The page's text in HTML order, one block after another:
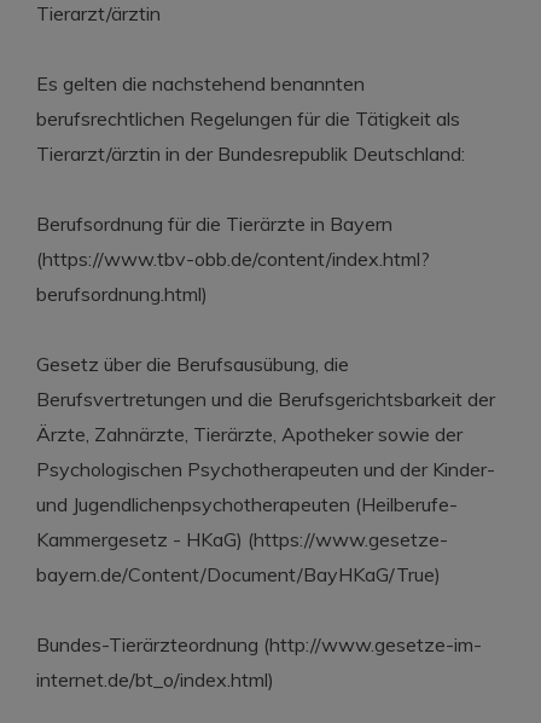
Tierarzt/ärztin
Es gelten die nachstehend benannten
berufsrechtlichen Regelungen für die Tätigkeit als
Tierarzt/ärztin in der Bundesrepublik Deutschland:
Berufsordnung für die Tierärzte in Bayern
(https://www.tbv-obb.de/content/index.html?
berufsordnung.html)
Gesetz über die Berufsausübung, die
Berufsvertretungen und die Berufsgerichtsbarkeit der
Ärzte, Zahnärzte, Tierärzte, Apotheker sowie der
Psychologischen Psychotherapeuten und der Kinder-
und Jugendlichenpsychotherapeuten (Heilberufe-
Kammergesetz - HKaG) (https://www.gesetze-
bayern.de/Content/Document/BayHKaG/True)
Bundes-Tierärzteordnung (http://www.gesetze-im-
internet.de/bt_o/index.html)